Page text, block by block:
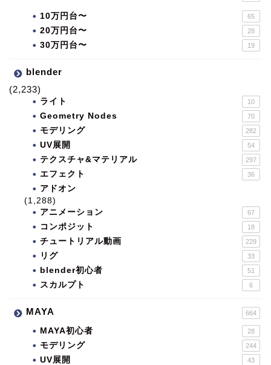
10万円台〜 65
20万円台〜 28
30万円台〜 19
blender
(2,233)
ライト 10
Geometry Nodes 70
モデリング 282
UV展開 54
テクスチャ&マテリアル 297
エフェクト 36
アドオン
(1,288)
アニメーション
67
コンポジット 18
チュートリアル動画 229
リグ 33
blender初心者 51
スカルプト 6
MAYA 664
MAYA初心者 28
モデリング 244
UV展開 43